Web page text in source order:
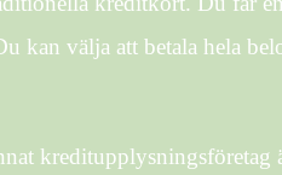
kan välja att betala hela